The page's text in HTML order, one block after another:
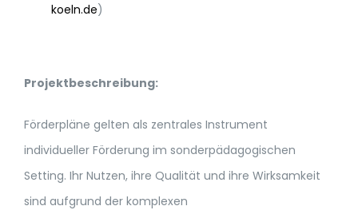
koeln.de)
Projektbeschreibung:
Förderpläne gelten als zentrales Instrument
individueller Förderung im sonderpädagogischen
Setting. Ihr Nutzen, ihre Qualität und ihre Wirksamkeit
sind aufgrund der komplexen